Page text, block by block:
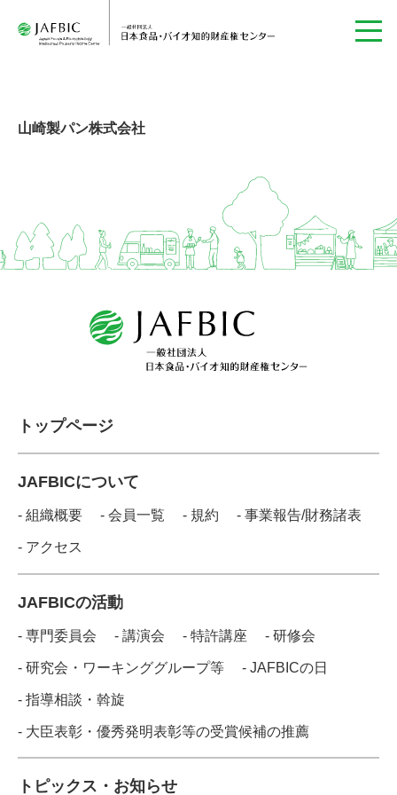
山崎製パン株式会社
トップページ
JAFBICについて
- 組織概要 - 会員一覧 - 規約 - 事業報告/財務諸表
- アクセス
JAFBICの活動
- 専門委員会 - 講演会 - 特許講座 - 研修会
- 研究会・ワーキンググループ等 - JAFBICの日
- 指導相談・斡旋
- 大臣表彰・優秀発明表彰等の受賞候補の推薦
トピックス・お知らせ